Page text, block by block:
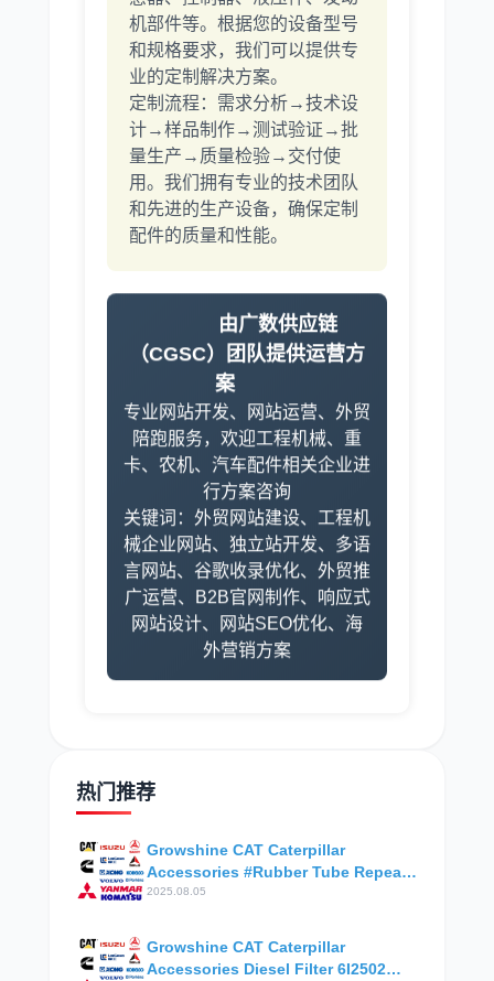
机部件等。根据您的设备型号
和规格要求，我们可以提供专
业的定制解决方案。
定制流程：需求分析→技术设
计→样品制作→测试验证→批
量生产→质量检验→交付使
用。我们拥有专业的技术团队
和先进的生产设备，确保定制
配件的质量和性能。
由广数供应链
（CGSC）团队提供运营方
案
专业网站开发、网站运营、外贸
陪跑服务，欢迎工程机械、重
卡、农机、汽车配件相关企业进
行方案咨询
关键词：外贸网站建设、工程机
械企业网站、独立站开发、多语
言网站、谷歌收录优化、外贸推
广运营、B2B官网制作、响应式
网站设计、网站SEO优化、海
外营销方案
热门推荐
Growshine CAT Caterpillar
Accessories #Rubber Tube Repeat
Area Distribution
2025.08.05
Growshine CAT Caterpillar
Accessories Diesel Filter 6I2502